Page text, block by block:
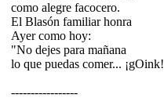
como alegre facocero.
El Blasón familiar honra
Ayer como hoy:
"No dejes para mañana
lo que puedas comer... ¡gOink!
-----------------